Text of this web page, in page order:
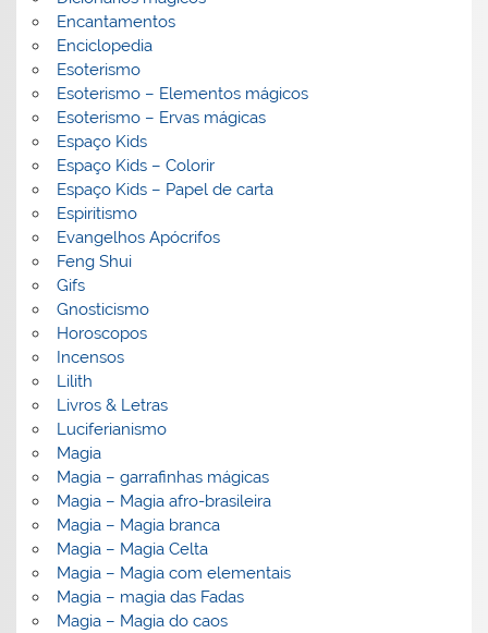
Encantamentos
Enciclopedia
Esoterismo
Esoterismo – Elementos mágicos
Esoterismo – Ervas mágicas
Espaço Kids
Espaço Kids – Colorir
Espaço Kids – Papel de carta
Espiritismo
Evangelhos Apócrifos
Feng Shui
Gifs
Gnosticismo
Horoscopos
Incensos
Lilith
Livros & Letras
Luciferianismo
Magia
Magia – garrafinhas mágicas
Magia – Magia afro-brasileira
Magia – Magia branca
Magia – Magia Celta
Magia – Magia com elementais
Magia – magia das Fadas
Magia – Magia do caos